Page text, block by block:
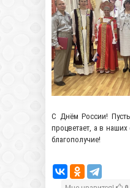
С Днём России!
процветает, а в наших
благополучие!